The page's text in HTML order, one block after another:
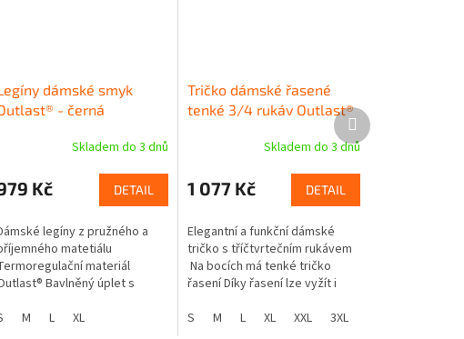
dámské smyk
- černá
Skladem do 3 dnů
Kč DETAIL
legíny z pružného a
matetiálu
materiál
Bavlněný úplet s
po celou dobu nošení
M L XL
Tričko dámské řasené
tenké 3/4 rukáv Outlast®
Skladem do 3 dnů
1 077 Kč DETAIL
Elegantní a funkční dámské
tričko s tříčtvrtečním rukávem
Na bocích má tenké tričko
řasení Díky řasení lze vyžít i
na každodenní...
S M L XL XXL 3XL
Další
produkt